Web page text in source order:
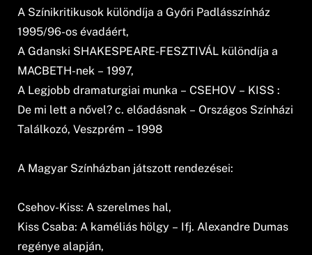
A Színikritikusok különdíja a Győri Padlásszínház
1995/96-os évadáért,
A Gdanski SHAKESPEARE-FESZTIVÁL különdíja a
MACBETH-nek – 1997,
A Legjobb dramaturgiai munka – CSEHOV – KISS :
De mi lett a nővel? c. előadásnak – Országos Színházi
Találkozó, Veszprém – 1998
A Magyar Színházban játszott rendezései:
Csehov-Kiss: A szerelmes hal,
Kiss Csaba: A kaméliás hölgy – Ifj. Alexandre Dumas
regénye alapján,